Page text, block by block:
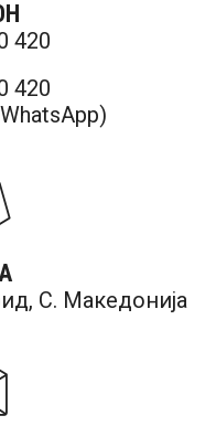
420
420
С. Македонија